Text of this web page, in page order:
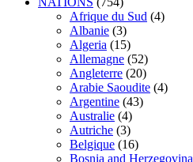
Afrique du Sud (4)
Albanie (3)
Algeria (15)
Allemagne (52)
Angleterre (20)
Arabie Saoudite (4)
Argentine (43)
Australie (4)
Autriche (3)
Belgique (16)
Bosnia and Herzegovina